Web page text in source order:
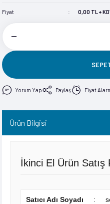
Fiyat 0,00 TL +
Yorum Yap Paylaş Fiyat
Ürün Bilgisi
İkinci El Ürün Satış
Satıcı Adı Soyadı :